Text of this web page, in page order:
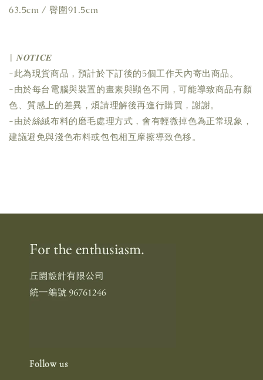
63.5cm / 臀圍91.5cm
| 𝑵𝑶𝑻𝑰𝑪𝑬
-此為現貨商品，預計於下訂後的5個工作天內寄出商品。
-由於每台電腦與裝置的畫素與顯色不同，可能導致商品有顏
色、質感上的差異，煩請理解後再進行購買，謝謝。
-由於絲絨布料的磨毛處理方式，會有輕微掉色為正常現象，
建議避免與淺色布料或包包相互摩擦導致色移。
Follow us